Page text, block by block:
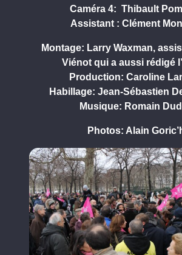
Caméra 4: Thibault
Assistant : Clément
Montage: Larry Waxman,
Viénot qui a aussi rédigé
Production: Caroline
Habillage: Jean-Sébastien
Musique: Romain
Photos: Alain